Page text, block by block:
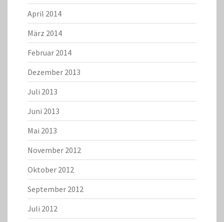
April 2014
März 2014
Februar 2014
Dezember 2013
Juli 2013
Juni 2013
Mai 2013
November 2012
Oktober 2012
September 2012
Juli 2012